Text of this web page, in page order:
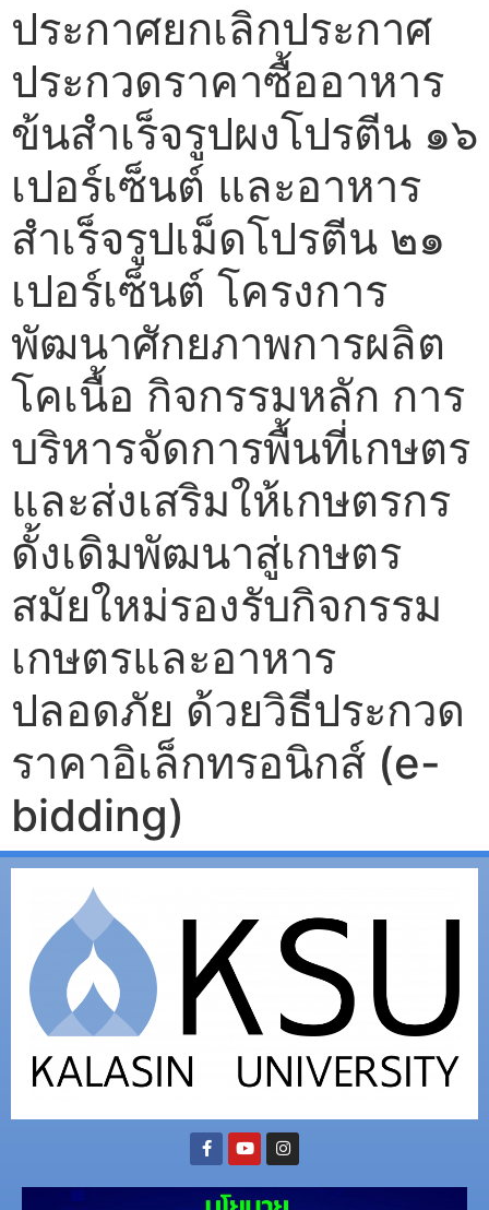
ประกาศยกเลิกประกาศ
ประกวดราคาซื้ออาหาร
ข้นสำเร็จรูปผงโปรตีน ๑๖
เปอร์เซ็นต์ และอาหาร
สำเร็จรูปเม็ดโปรตีน ๒๑
เปอร์เซ็นต์ โครงการ
พัฒนาศักยภาพการผลิต
โคเนื้อ กิจกรรมหลัก การ
บริหารจัดการพื้นที่เกษตร
และส่งเสริมให้เกษตรกร
ดั้งเดิมพัฒนาสู่เกษตร
สมัยใหม่รองรับกิจกรรม
เกษตรและอาหาร
ปลอดภัย ด้วยวิธีประกวด
ราคาอิเล็กทรอนิกส์ (e-
bidding)